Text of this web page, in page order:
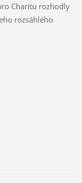
Charitu rozhodly
rozsáhlého